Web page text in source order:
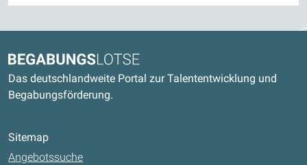
Begabungslotse
Das deutschlandweite Portal zur Talententwicklung und
Begabungsförderung.
Sitemap
Angebotssuche